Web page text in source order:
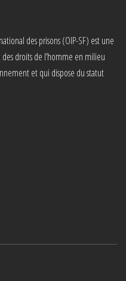
des prisons (OIP-SF) est une
droits de l’homme en milieu
et qui dispose du statut